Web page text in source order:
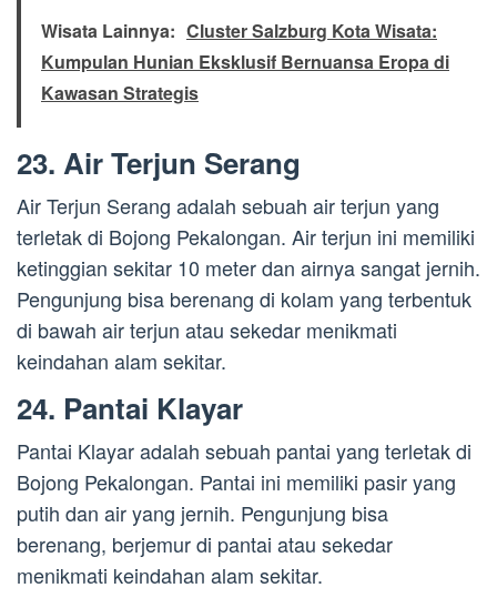
Wisata Lainnya: Cluster Salzburg Kota Wisata:
Kumpulan Hunian Eksklusif Bernuansa Eropa di
Kawasan Strategis
23. Air Terjun Serang
Air Terjun Serang adalah sebuah air terjun yang
terletak di Bojong Pekalongan. Air terjun ini memiliki
ketinggian sekitar 10 meter dan airnya sangat jernih.
Pengunjung bisa berenang di kolam yang terbentuk
di bawah air terjun atau sekedar menikmati
keindahan alam sekitar.
24. Pantai Klayar
Pantai Klayar adalah sebuah pantai yang terletak di
Bojong Pekalongan. Pantai ini memiliki pasir yang
putih dan air yang jernih. Pengunjung bisa
berenang, berjemur di pantai atau sekedar
menikmati keindahan alam sekitar.